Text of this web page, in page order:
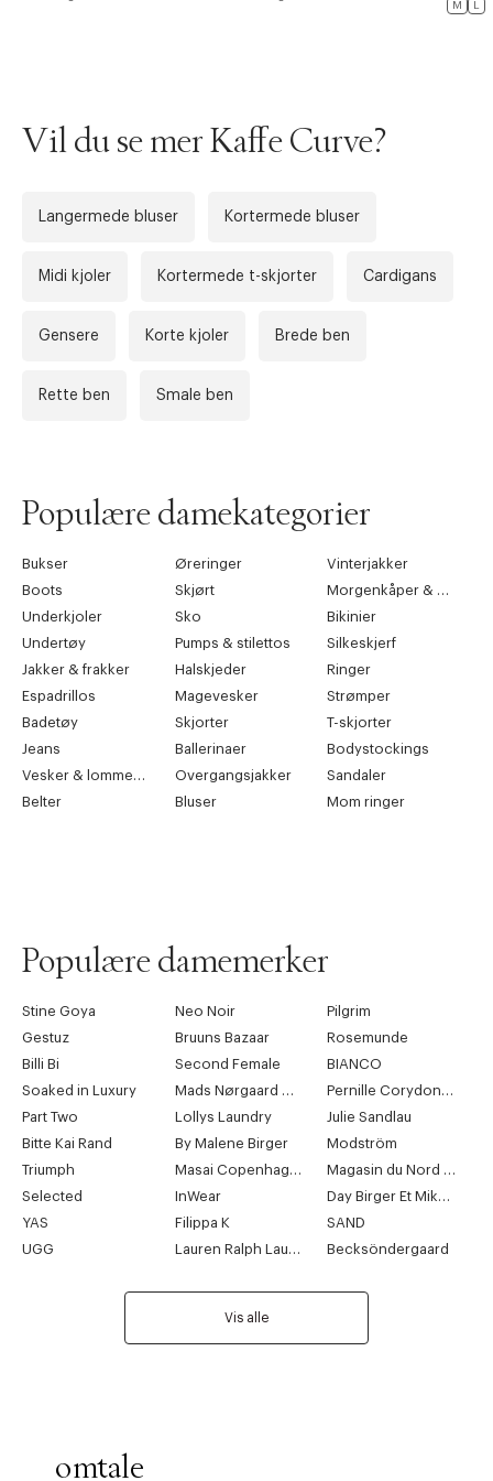
M
L
Vil du se mer Kaffe Curve?
Langermede bluser Kortermede bluser
Midi kjoler Kortermede t-skjorter Cardigans
Gensere Korte kjoler Brede ben
Rette ben Smale ben
Populære damekategorier
Bukser Øreringer
Vinterjakker
Boots
Skjørt
Morgenkåper & kimonoer
Underkjoler
Sko
Bikinier
Undertøy
Pumps & stilettos
Silkeskjerf
Jakker & frakker
Halskjeder
Ringer
Espadrillos
Magevesker
Strømper
Badetøy
Skjorter
T-skjorter
Jeans
Ballerinaer
Bodystockings
Vesker & lommebøker
Overgangsjakker
Sandaler
Belter
Bluser Mom ringer
Populære damemerker
Stine Goya Neo Noir
Pilgrim
Gestuz
Bruuns Bazaar
Rosemunde
Billi Bi
Second Female
BIANCO
Soaked in Luxury
Mads Nørgaard Copenhagen
Pernille Corydon Jewellery
Part Two
Lollys Laundry
Julie Sandlau
Bitte Kai Rand
By Malene Birger
Modström
Triumph
Masai Copenhagen
Magasin du Nord Collection
Selected
InWear
Day Birger Et Mikkelsen
YAS
Filippa K
SAND
UGG
Lauren Ralph Lauren Becksöndergaard
Vis alle